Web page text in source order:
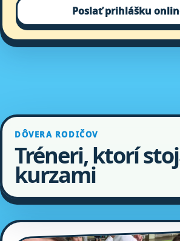
Poslať prihlášku
DÔVERA RODIČOV
Tréneri, ktorí
kurzami